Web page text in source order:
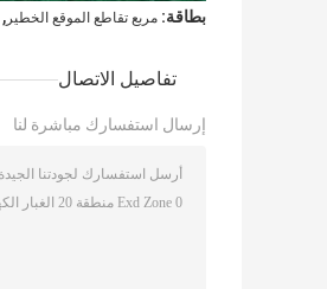
بطاقة: مربع تقاطع الموقع الخطير ,
تفاصيل الاتصال
إرسال استفسارك مباشرة لنا